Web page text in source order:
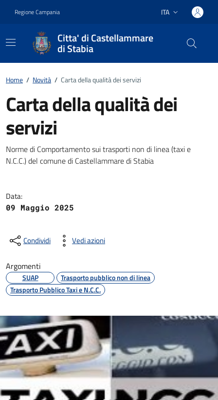
Regione Campania Lingua attiva:
ITA
Citta' di Castellammare
di Stabia
Home / Novità / Carta della qualità dei servizi
Carta della qualità dei
servizi
Dettagli della notizia
Norme di Comportamento sui trasporti non di linea (taxi e
N.C.C.) del comune di Castellammare di Stabia
Data:
09 Maggio 2025
Condividi Vedi azioni
Argomenti
SUAP
Trasporto pubblico non di linea
Trasporto Pubblico Taxi e N.C.C.